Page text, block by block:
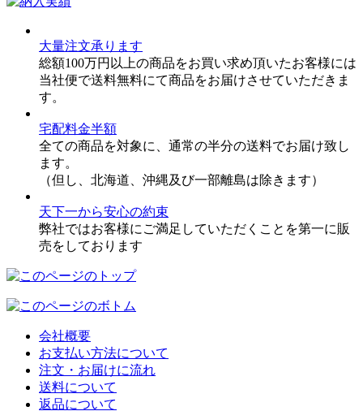
大量注文承ります
総額100万円以上の商品をお買い求め頂いたお客様には
当社便で送料無料にて商品をお届けさせていただきま
す。
宅配料金半額
全ての商品を対象に、通常の半分の送料でお届け致し
ます。
（但し、北海道、沖縄及び一部離島は除きます）
天下一から安心の約束
弊社ではお客様にご満足していただくことを第一に販
売をしております
会社概要
お支払い方法について
注文・お届けに流れ
送料について
返品について